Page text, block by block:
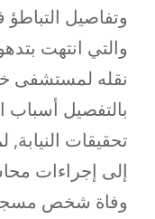
وتفاصيل التباطؤ
والتي انتهت
نقله لمستشفى
بالتفصيل أسباب
تحقيقات النيابة,
إلى إجراءات
وفاة شخص